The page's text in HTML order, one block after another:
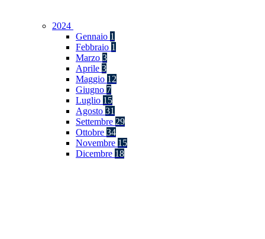
2024
Gennaio 1
Febbraio 1
Marzo 3
Aprile 3
Maggio 12
Giugno 7
Luglio 15
Agosto 31
Settembre 29
Ottobre 34
Novembre 15
Dicembre 18